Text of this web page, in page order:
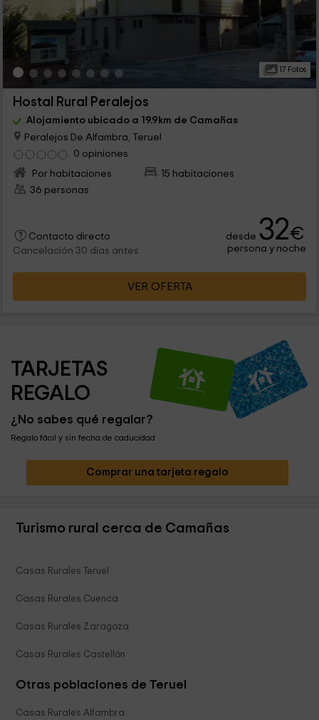
17 Fotos
Hostal Rural Peralejos
Alojamiento ubicado a 19.9km de Camañas
Peralejos De Alfambra, Teruel
0 opiniones
Por habitaciones
15 habitaciones
36 personas
Contacto directo
Cancelación 30 días antes
desde 32€
persona y noche
VER OFERTA
TARJETAS
REGALO
¿No sabes qué regalar?
Regalo fácil y sin fecha de caducidad
Comprar una tarjeta regalo
Turismo rural cerca de Camañas
Casas Rurales Teruel
Casas Rurales Cuenca
Casas Rurales Zaragoza
Casas Rurales Castellón
Otras poblaciones de Teruel
Casas Rurales Alfambra